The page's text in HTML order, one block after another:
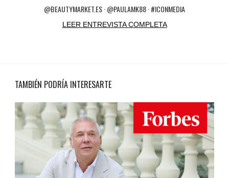
@BEAUTYMARKET.ES · @PAULAMK88 · #ICONMEDIA
LEER ENTREVISTA COMPLETA
TAMBIÉN PODRÍA INTERESARTE